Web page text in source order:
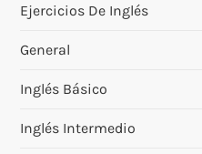
Ejercicios De Inglés
General
Inglés Básico
Inglés Intermedio